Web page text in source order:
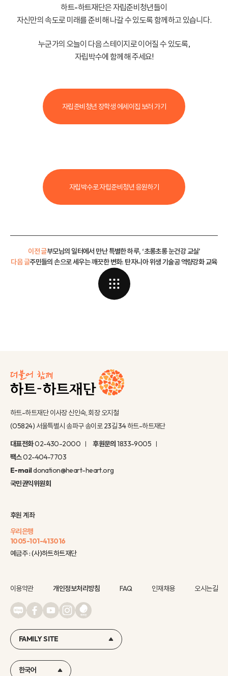
하트-하트재단은 자립준비청년들이
자신만의 속도로 미래를 준비해 나갈 수 있도록 함께하고 있습니다.
누군가의 오늘이 다음 스테이지로 이어질 수 있도록,
자립박수에 함께해 주세요!
자립준비청년 장학생 에세이집 보러 가기
자립박수로 자립준비청년 응원하기
이전 글부모님의 일터에서 만난 특별한 하루, ‘초롱초롱 눈건강 교실’
주민들의 손으로 세우는 깨끗한 변화: 탄자니아 위생 기술공 역량강화 교육
다음 글
하트-하트재단 이사장 신인숙, 회장 오지철
(05824) 서울특별시 송파구 송이로 23길 34 하트-하트재단
대표전화02-430-2000 후원문의1833-9005
팩스02-404-7703
E-maildonation@heart-heart.org
국민권익위원회
후원 계좌
우리은행
1005-101-413016
예금주 : (사)하트하트재단
이용약관 개인정보처리방침 FAQ 인재채용 오시는길
FAMILY SITE
한국어